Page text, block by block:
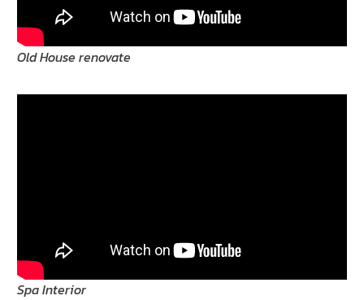
Old House renovate
Spa Interior